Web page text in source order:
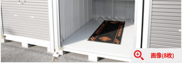
画像(8枚)